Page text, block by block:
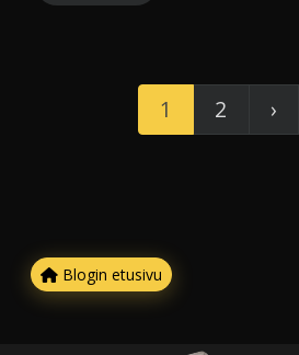
1 2 ›
Blogin etusivu